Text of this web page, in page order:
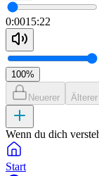
0:0015:22
100%
Neuerer Älterer
Wenn du dich
Start